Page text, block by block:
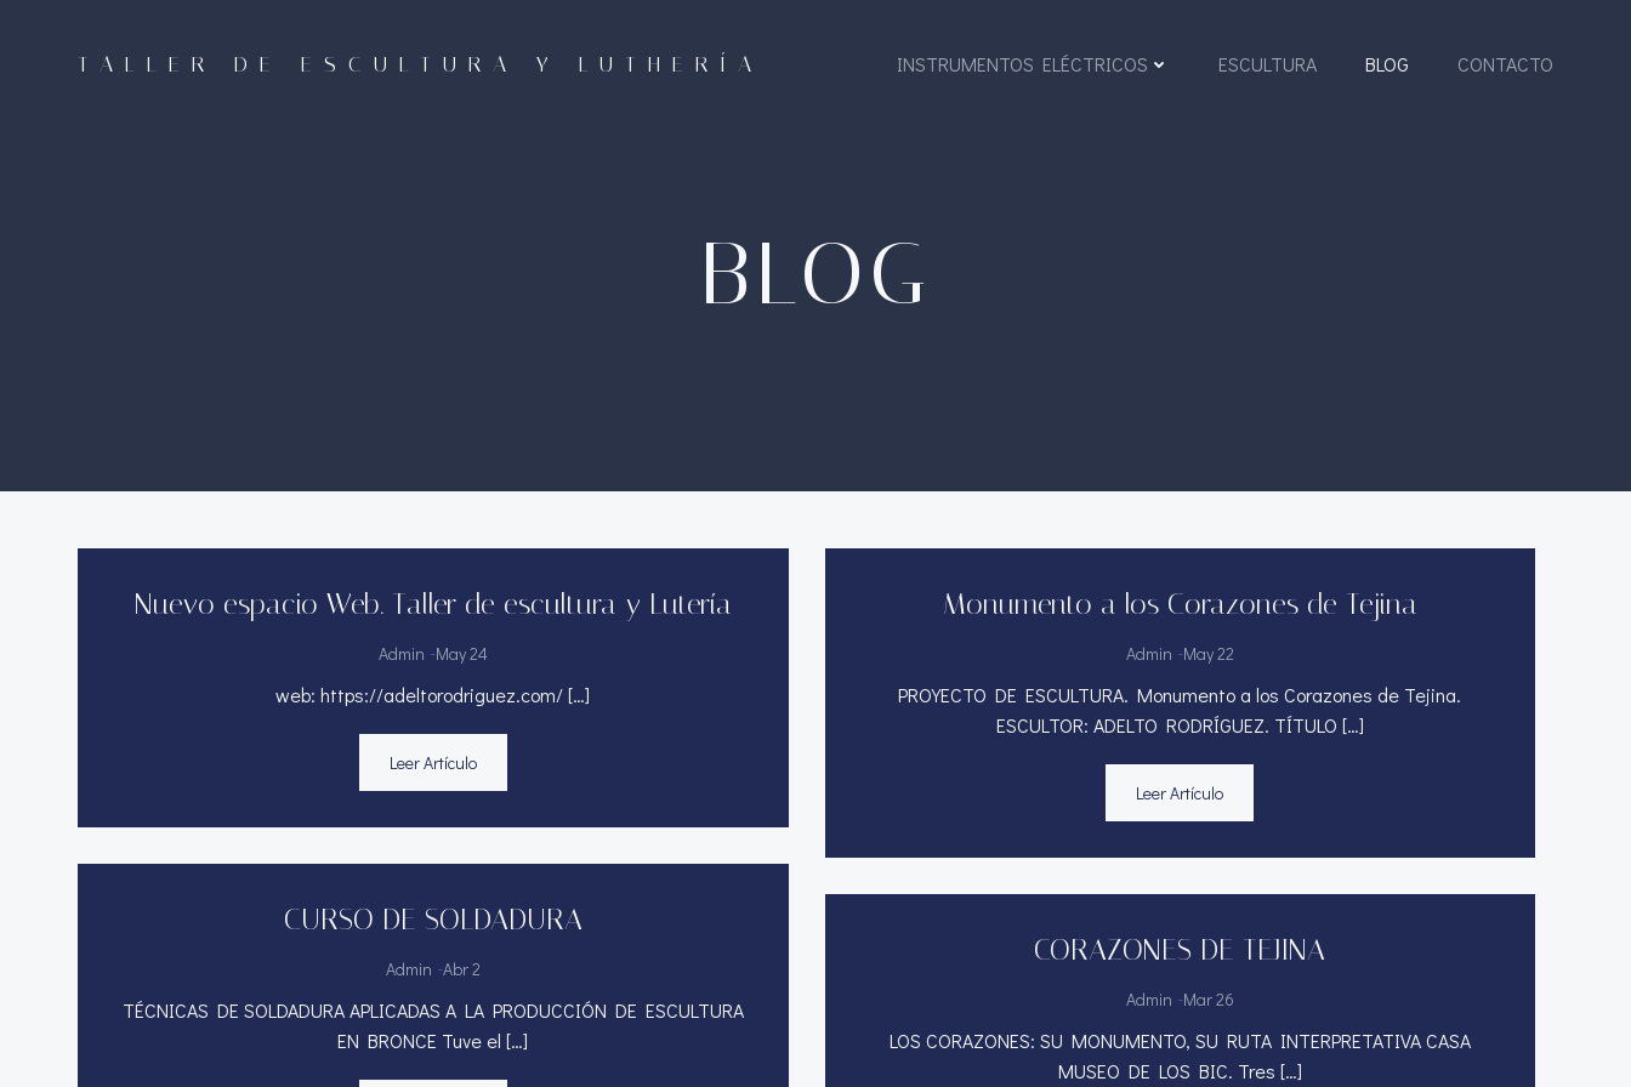
TALLER DE ESCULTURA Y LUTHERÍA INSTRUMENTOS ELÉCTRICOS ESCULTURA BLOG CONTACTO
BLOG
Nuevo espacio Web. Taller de escultura y Lutería
Admin -May 24
web: https://adeltorodriguez.com/ […]
Leer Artículo
Monumento a los Corazones de Tejina
Admin -May 22
PROYECTO DE ESCULTURA. Monumento a los Corazones de Tejina.
ESCULTOR: ADELTO RODRÍGUEZ. TÍTULO […]
Leer Artículo
CURSO DE SOLDADURA
Admin -Abr 2
TÉCNICAS DE SOLDADURA APLICADAS A LA PRODUCCIÓN DE ESCULTURA
EN BRONCE Tuve el […]
CORAZONES DE TEJINA
Admin -Mar 26
LOS CORAZONES: SU MONUMENTO, SU RUTA INTERPRETATIVA CASA
MUSEO DE LOS BIC. Tres […]